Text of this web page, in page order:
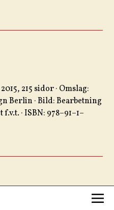
215 sidor · Omslag:
Berlin · Bild: Bearbetning
· ISBN: 978–91–1–